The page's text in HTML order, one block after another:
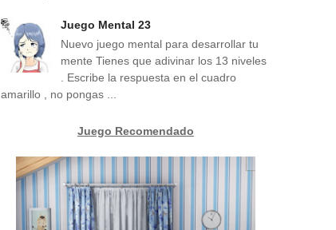
Juego Mental 23
Nuevo juego mental para desarrollar tu
mente Tienes que adivinar los 13 niveles
. Escribe la respuesta en el cuadro
amarillo , no pongas ...
Juego Recomendado